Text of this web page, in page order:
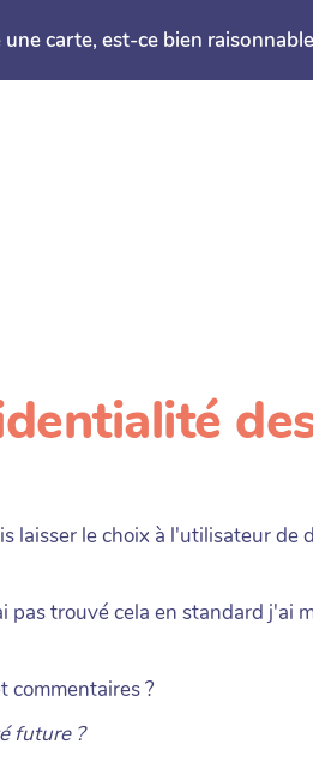
une carte, est-ce bien
laisser le choix à l'utilisateur
pas trouvé cela en standard j'ai
commentaires ?
future ?